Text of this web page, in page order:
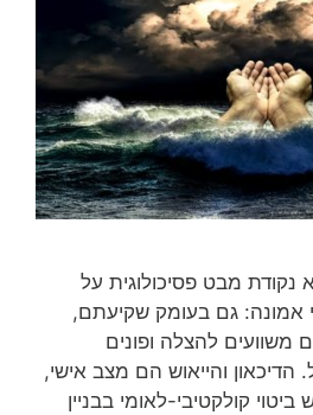
מבט פסיכולוגית על
אמונה: גם בעומק שקיעתם,
להצלה ופונים
הדיכאון והייאוש הם מצב אישי,
קולקטיבי-לאומי בבניין